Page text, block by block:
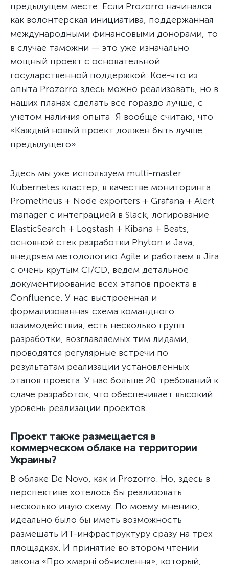
предыдущем месте. Если Prozorro начинался
как волонтерская инициатива, поддержанная
международными финансовыми донорами, то
в случае таможни — это уже изначально
мощный проект с основательной
государственной поддержкой. Кое-что из
опыта Prozorro здесь можно реализовать, но в
наших планах сделать все гораздо лучше, с
учетом наличия опыта Я вообще считаю, что
«Каждый новый проект должен быть лучше
предыдущего».
Здесь мы уже используем multi-master
Kubernetes кластер, в качестве мониторинга
Prometheus + Node exporters + Grafana + Alert
manager с интеграцией в Slack, логирование
ElasticSearch + Logstash + Kibana + Beats,
основной стек разработки Phyton и Java,
внедряем методологию Agile и работаем в Jira
с очень крутым CI/CD, ведем детальное
документирование всех этапов проекта в
Confluence. У нас выстроенная и
формализованная схема командного
взаимодействия, есть несколько групп
разработки, возглавляемых тим лидами,
проводятся регулярные встречи по
результатам реализации установленных
этапов проекта. У нас больше 20 требований к
сдаче разработок, что обеспечивает высокий
уровень реализации проектов.
Проект также размещается в
коммерческом облаке на территории
Украины?
В облаке De Novo, как и Prozorro. Но, здесь в
перспективе хотелось бы реализовать
несколько иную схему. По моему мнению,
идеально было бы иметь возможность
размещать ИТ-инфраструктуру сразу на трех
площадках. И принятие во втором чтении
закона «Про хмарні обчислення», который,